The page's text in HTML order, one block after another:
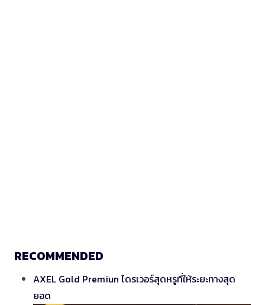
RECOMMENDED
AXEL Gold Premiun ไดรเวอร์สุดหรูที่ให้ระยะทางสุด
ยอด